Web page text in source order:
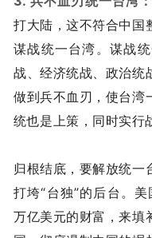
打大陆，这不符合中国
谋战统一台湾。谋战
战、经济统战、政治统
做到兵不血刃，使台湾
统也是上策，同时实行
归根结底，要解放统一
打垮“台独”的后台。
万亿美元的财富，来填